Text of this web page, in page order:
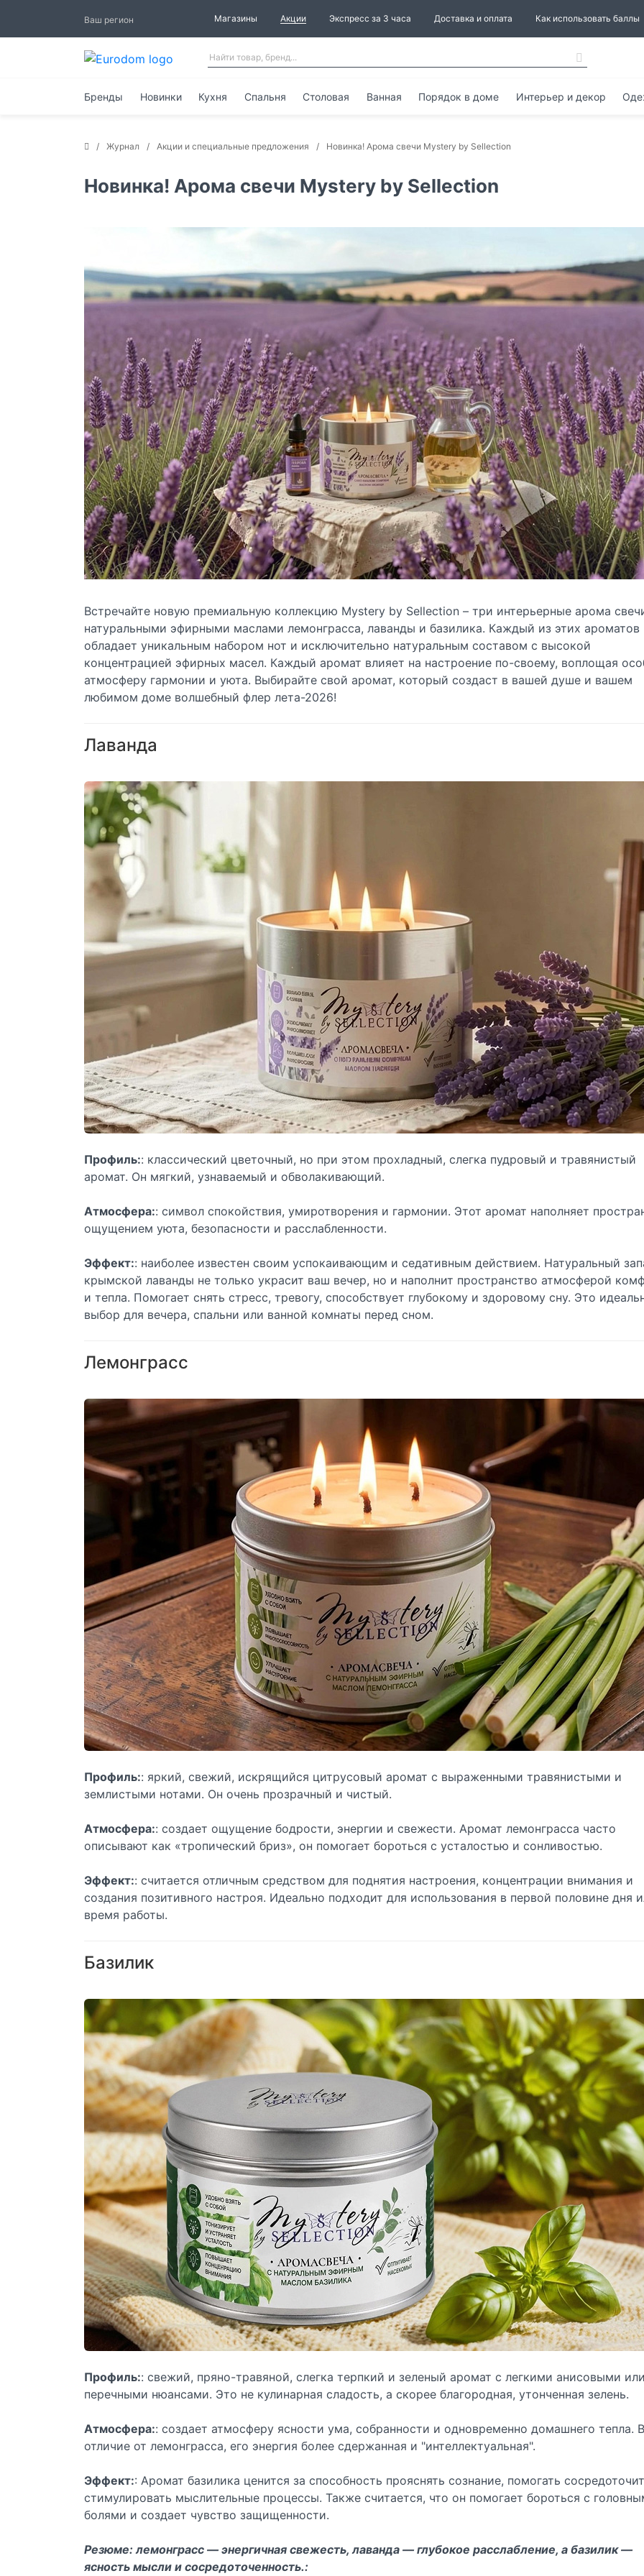
Ваш регион Магазины Акции Экспресс за 3 часа Доставка и оплата Как использовать баллы
Бренды Новинки Кухня Спальня Столовая Ванная Порядок в доме Интерьер и декор
Журнал Акции и специальные предложения Новинка! Арома свечи Mystery by Sellection
Новинка! Арома свечи Mystery by Sellection
Встречайте новую премиальную коллекцию Mystery by Sellection – три интерьерные арома
натуральными эфирными маслами лемонграсса, лаванды и базилика. Каждый из этих ароматов
обладает уникальным набором нот и исключительно натуральным составом с высокой
концентрацией эфирных масел. Каждый аромат влияет на настроение по-своему, воплощая
атмосферу гармонии и уюта. Выбирайте свой аромат, который создаст в вашей душе и вашем
любимом доме волшебный флер лета-2026!
Лаванда
Профиль:: классический цветочный, но при этом прохладный, слегка пудровый и травянистый
аромат. Он мягкий, узнаваемый и обволакивающий.
Атмосфера:: символ спокойствия, умиротворения и гармонии. Этот аромат наполняет
ощущением уюта, безопасности и расслабленности.
Эффект:: наиболее известен своим успокаивающим и седативным действием. Натуральный
крымской лаванды не только украсит ваш вечер, но и наполнит пространство атмосферой
и тепла. Помогает снять стресс, тревогу, способствует глубокому и здоровому сну. Это
выбор для вечера, спальни или ванной комнаты перед сном.
Лемонграсс
Профиль:: яркий, свежий, искрящийся цитрусовый аромат с выраженными травянистыми и
землистыми нотами. Он очень прозрачный и чистый.
Атмосфера:: создает ощущение бодрости, энергии и свежести. Аромат лемонграсса часто
описывают как «тропический бриз», он помогает бороться с усталостью и сонливостью.
Эффект:: считается отличным средством для поднятия настроения, концентрации внимания и
создания позитивного настроя. Идеально подходит для использования в первой половине дня
время работы.
Базилик
Профиль:: свежий, пряно-травяной, слегка терпкий и зеленый аромат с легкими анисовыми
перечными нюансами. Это не кулинарная сладость, а скорее благородная, утонченная зелень.
Атмосфера:: создает атмосферу ясности ума, собранности и одновременно домашнего тепла. В
отличие от лемонграсса, его энергия более сдержанная и "интеллектуальная".
Эффект:: Аромат базилика ценится за способность прояснять сознание, помогать
стимулировать мыслительные процессы. Также считается, что он помогает бороться с
болями и создает чувство защищенности.
Резюме: лемонграсс — энергичная свежесть, лаванда — глубокое расслабление, а базилик —
ясность мысли и сосредоточенность.: